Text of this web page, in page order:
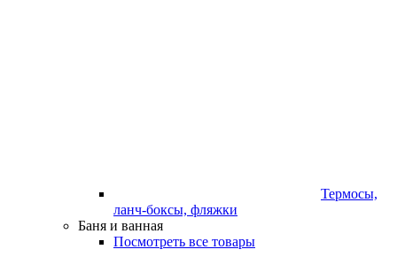
Термосы,
ланч-боксы, фляжки
Баня и ванная
Посмотреть все товары